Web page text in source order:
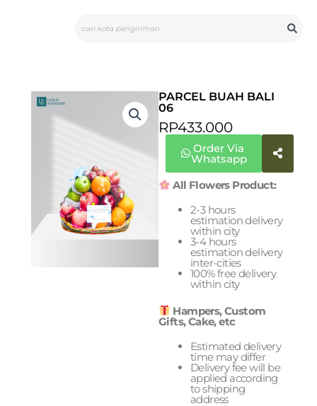
PARCEL BUAH BALI
06
RP433.000
Order Via
Whatsapp
All Flowers Product:
2-3 hours
estimation delivery
within city
3-4 hours
estimation delivery
inter-cities
100% free delivery
within city
Hampers, Custom
Gifts, Cake, etc
Estimated delivery
time may differ
Delivery fee will be
applied according
to shipping
address